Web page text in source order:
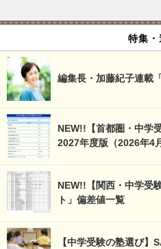
特集・
編集長・加藤紀子連載
NEW!!【首都圏・中学
2027年度版（2026年4
NEW!!【関西・中学受
ト」偏差値一覧
【中学受験の塾選び】